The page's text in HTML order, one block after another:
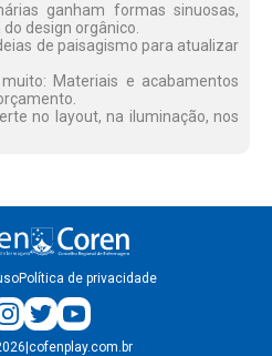
ganham formas sinuosas,
design orgânico.
de paisagismo para atualizar
Materiais e acabamentos
no layout, na iluminação, nos
Política de privacidade
cofenplay.com.br